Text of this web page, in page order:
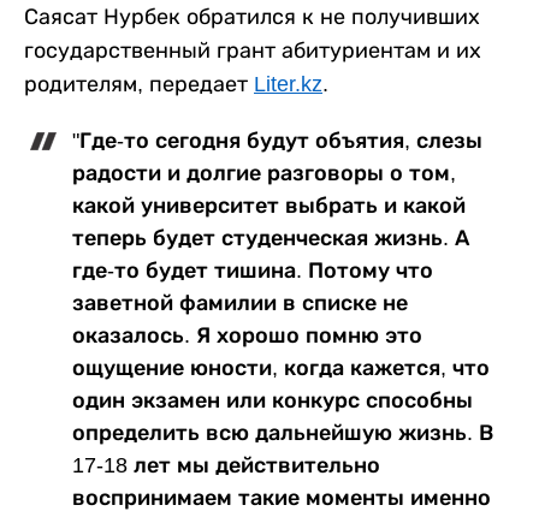
Саясат Нурбек обратился к не получивших
государственный грант абитуриентам и их
родителям, передает Liter.kz.
"Где-то сегодня будут объятия, слезы
радости и долгие разговоры о том,
какой университет выбрать и какой
теперь будет студенческая жизнь. А
где-то будет тишина. Потому что
заветной фамилии в списке не
оказалось. Я хорошо помню это
ощущение юности, когда кажется, что
один экзамен или конкурс способны
определить всю дальнейшую жизнь. В
17-18 лет мы действительно
воспринимаем такие моменты именно